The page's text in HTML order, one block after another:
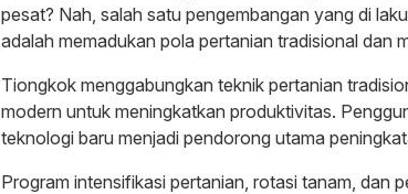
pesat? Nah, salah satu pengembangan yang di
adalah memadukan pola pertanian tradisional dan
Tiongkok menggabungkan teknik pertanian
modern untuk meningkatkan produktivitas.
teknologi baru menjadi pendorong utama
Program intensifikasi pertanian, rotasi tanam, dan